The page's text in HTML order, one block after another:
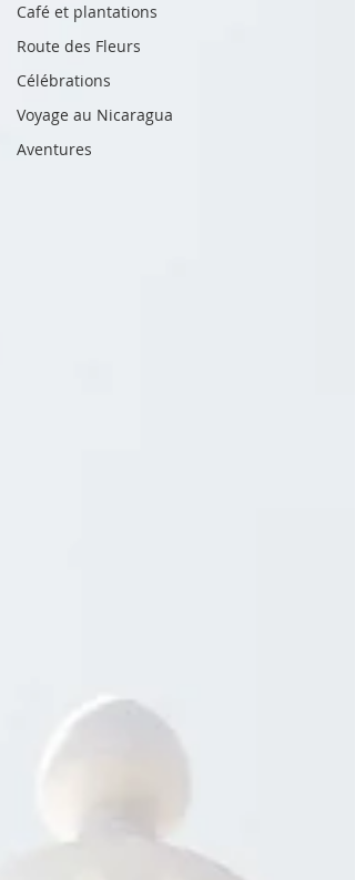
Café et plantations
Route des Fleurs
Célébrations
Voyage au Nicaragua
Aventures